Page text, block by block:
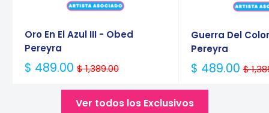
Oro En El Azul III - Obed
Pereyra
Precio
Habitual
$ 489.00 $ 1,389.00
Guerra Del
Pereyra
Precio
Habitual
$ 489.00$
Ver todos los Exclusivos